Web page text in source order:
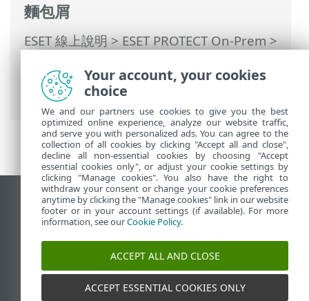
麵包屑
ESET 線上說明>ESET PROTECT On-Prem>
PROTECT On-Prem 主功能表>報告> 過期
的應用程式
檢視桌面網站
End of Life
ESET 知識庫
ESET Status Portal
Your account, your cookies
choice
We and our partners use cookies to give you the best
optimized online experience, analyze our website traffic,
and serve you with personalized ads. You can agree to the
collection of all cookies by clicking "Accept all and close",
decline all non-essential cookies by choosing "Accept
essential cookies only", or adjust your cookie settings by
clicking "Manage cookies". You also have the right to
withdraw your consent or change your cookie preferences
anytime by clicking the "Manage cookies" link in our website
footer or in your account settings (if available). For more
information, see ourCookie Policy.
ACCEPT ALL AND CLOSE
ACCEPT ESSENTIAL COOKIES ONLY